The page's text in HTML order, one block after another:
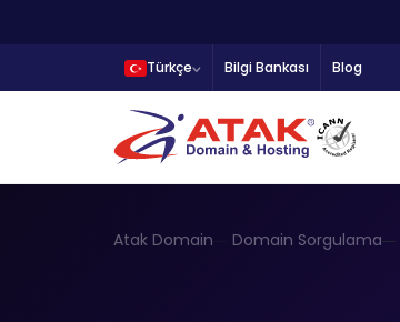
Türkçe Bilgi Bankası Blog
Atak Domain Domain Sorgulama